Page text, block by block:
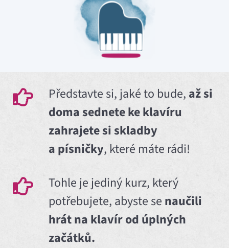
Představte si, jaké to bude, až si
doma sednete ke klavíru
zahrajete si skladby
a písničky, které máte rádi!
Tohle je jediný kurz, který
potřebujete, abyste se naučili
hrát na klavír od úplných
začátků.